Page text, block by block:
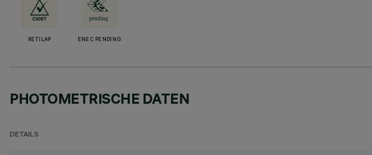
RETILAP ENEC PENDING
PHOTOMETRISCHE DATEN
DETAILS